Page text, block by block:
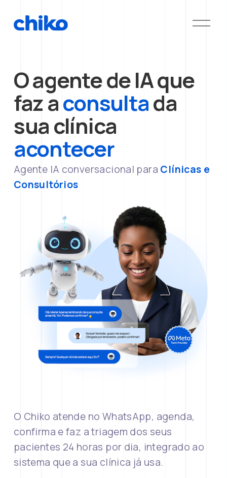
A
O agente de IA que
faz a consulta da
acontecer
Agente IA conversacional para Clínicas e
Consultórios
O Chiko atende no WhatsApp, agenda,
confirma e faz a triagem dos seus
pacientes 24 horas por dia, integrado ao
sistema que a sua clínica já usa.